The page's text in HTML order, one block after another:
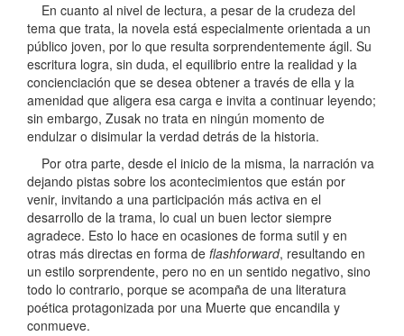
En cuanto al nivel de lectura, a pesar de la crudeza del
tema que trata, la novela está especialmente orientada a un
público joven, por lo que resulta sorprendentemente ágil. Su
escritura logra, sin duda, el equilibrio entre la realidad y la
concienciación que se desea obtener a través de ella y la
amenidad que aligera esa carga e invita a continuar leyendo;
sin embargo, Zusak no trata en ningún momento de
endulzar o disimular la verdad detrás de la historia.
Por otra parte, desde el inicio de la misma, la narración va
dejando pistas sobre los acontecimientos que están por
venir, invitando a una participación más activa en el
desarrollo de la trama, lo cual un buen lector siempre
agradece. Esto lo hace en ocasiones de forma sutil y en
otras más directas en forma de flashforward, resultando en
un estilo sorprendente, pero no en un sentido negativo, sino
todo lo contrario, porque se acompaña de una literatura
poética protagonizada por una Muerte que encandila y
conmueve.